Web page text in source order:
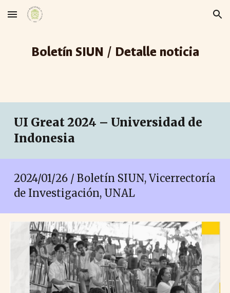
Skip to main content Skip to navigation
Boletín SIUN / Detalle noticia
UI Great 2024 – Universidad de
Indonesia
2024/01/26 / Boletín SIUN, Vicerrectoría
de Investigación, UNAL